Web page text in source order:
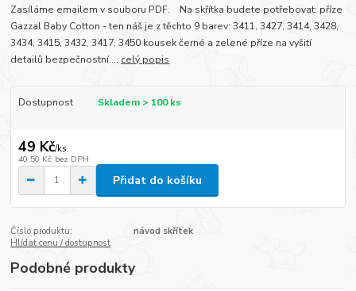
Zasíláme emailem v souboru PDF. Na skřítka budete potřebovat: příze
Gazzal Baby Cotton - ten náš je z těchto 9 barev: 3411, 3427, 3414, 3428,
3434, 3415, 3432, 3417, 3450 kousek černé a zelené příze na vyšití
detailů bezpečnostní ... celý popis
Dostupnost Skladem > 100 ks
49 Kč/ks
40,50 Kč bez DPH
Přidat do košíku
Číslo produktu:
návod skřítek
Hlídat cenu / dostupnost
Podobné produkty